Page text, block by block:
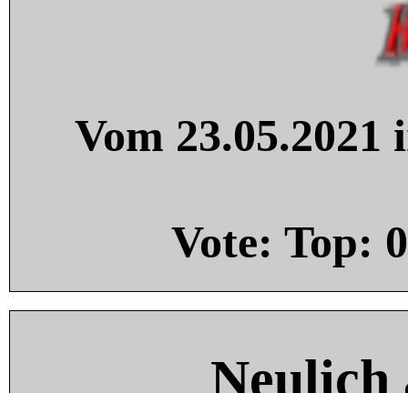
Vom
Vote: Top: 0
Neulich